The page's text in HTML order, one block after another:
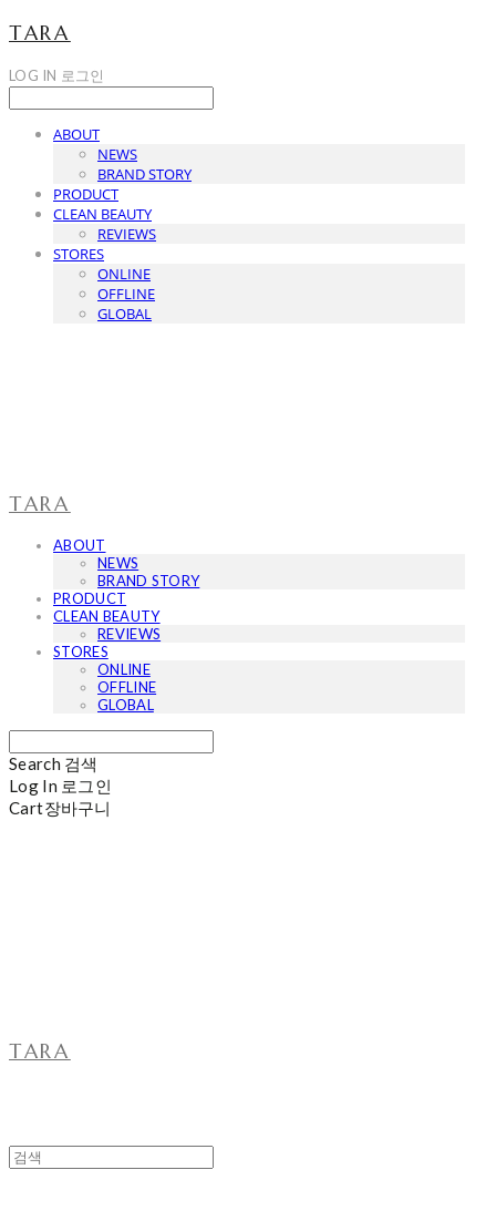
TARA
LOG IN 로그인
ABOUT
NEWS
BRAND STORY
PRODUCT
CLEAN BEAUTY
REVIEWS
STORES
ONLINE
OFFLINE
GLOBAL
TARA
ABOUT
NEWS
BRAND STORY
PRODUCT
CLEAN BEAUTY
REVIEWS
STORES
ONLINE
OFFLINE
GLOBAL
Search 검색
Log In 로그인
Cart장바구니
TARA